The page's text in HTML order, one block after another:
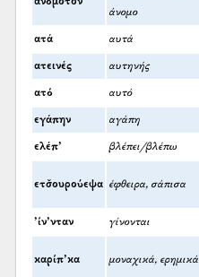
άνομο
ατά αυτά
ατεινές αυτηνής
ατό αυτό
εγάπην αγάπη
ελέπ’ βλέπει/βλέπω
ετσ̌ουρούεψα έφθειρα, σάπισα
’ίν’νταν γίνονται
καρίπ’κα μοναχικά, ερημικά